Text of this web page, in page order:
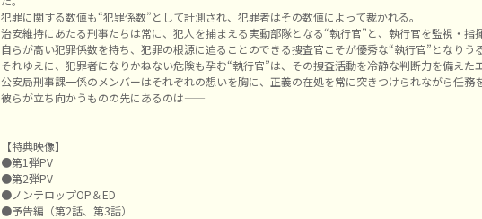
犯罪に関する数値も“犯罪係数”として計測され、犯罪者はその数値によって裁かれる。
治安維持にあたる刑事たちは常に、犯人を捕まえる実動部隊となる“執行官”と、執行官を監視・指
自らが高い犯罪係数を持ち、犯罪の根源に迫ることのできる捜査官こそが優秀な“執行官”となりうる
それゆえに、犯罪者になりかねない危険も孕む“執行官”は、その捜査活動を冷静な判断力を備えた
公安局刑事課一係のメンバーはそれぞれの想いを胸に、正義の在処を常に突きつけられながら任務
彼らが立ち向かうものの先にあるのは――
【特典映像】
●第1弾PV
●第2弾PV
●ノンテロップOP＆ED
●予告編（第2話、第3話）